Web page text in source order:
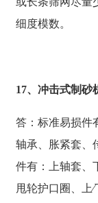
细度模数。
17、冲击式制砂
答：标准易损件
轴承、胀紧套、
件有：上轴套、
甩轮护口圈、上